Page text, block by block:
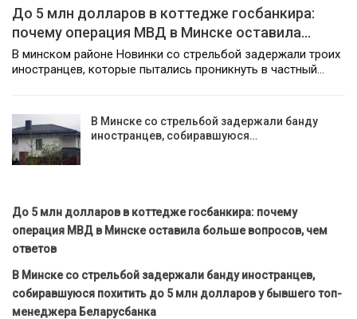
До 5 млн долларов в коттедже госбанкира:
почему операция МВД в Минске оставила…
В минском районе Новинки со стрельбой задержали троих
иностранцев, которые пытались проникнуть в частный…
В Минске со стрельбой задержали банду
иностранцев, собиравшуюся…
До 5 млн долларов в коттедже госбанкира: почему
операция МВД в Минске оставила больше вопросов, чем
ответов
В Минске со стрельбой задержали банду иностранцев,
собиравшуюся похитить до 5 млн долларов у бывшего топ-
менеджера Беларусбанка